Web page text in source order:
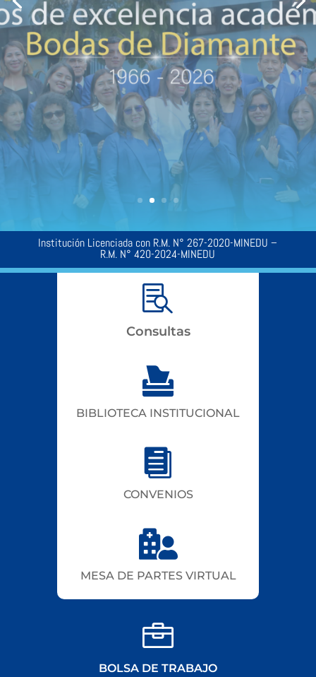
Intercultural Bilingüetiene como misión
formar profesionales expertos en el desarrollo
integral de la Primera Infancia que reviertan en
la formación de ciudadanos libres y felices para
una sociedad más humana.
Más información...
Institución Licenciada con R.M. N° 267-2020-MINEDU –
R.M. N° 420-2024-MINEDU

Consultas

BIBLIOTECA INSTITUCIONAL

CONVENIOS

MESA DE PARTES VIRTUAL

BOLSA DE TRABAJO